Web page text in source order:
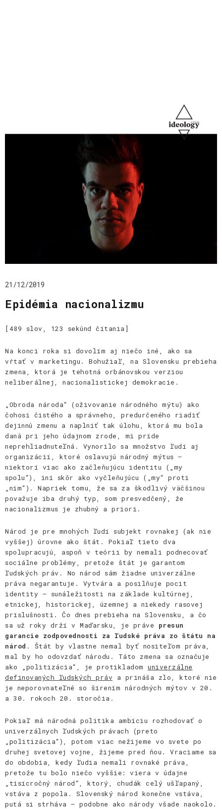
21/12/2019
Epidémia nacionalizmu
[489 slov, 123 sekúnd čítania]
Na konci roka si dovolím aj niečo iné, ako sa
vŕtať v marketingu. Bohužiaľ, na Slovensku prebieha
zmena, ktorá je tehotná orbánovskou verziou
neliberálnej, nacionalistickej demokracie.
„Obroda národa“ (oživovanie národného mýtu) ako
čohosi čistého a správneho, predurčeného riadiť
dejinnú zmenu a naplniť tak úlohu, ktorá mu bola
daná pri jeho údajnom zrode, mi príde
neprehliadnuteľná. Vynorilo sa množstvo ľudí aj
organizácií, ktoré oslavujú národný mýtus –
niektorí viac ako začleňujúcu identitu („my
spolu“), iní skôr ako vyčleňujúcu („my“ proti
„nim“). Napriek tomu, že sa za škodlivý väčšinou
považuje iba druhý typ, som presvedčený, že
nacionalizmus je zhubný a priori.
Národ je pre mnohých ľudí subjekt rovnakej (ak nie
vyššej) úrovne ako štát. Pokiaľ tieto dva
spolupracujú, aspoň v teórii by nemali podnecovať
sociálne problémy, pretože štát je garantom
ľudských práv. No národ sám žiadne univerzálne
práva negarantuje. Vytvára a posilňuje pocit
identity – sunáležitosti na základe kultúrnej,
etnickej, historickej, územnej a niekedy rasovej
príslušnosti. Čo dnes prebieha na Slovensku, a čo
sa už roky drží v Maďarsku, je práve presun
garancie zodpovednosti za ľudské práva zo štátu na
národ . Štát by vlastne nemal byť nositeľom práva,
mal by ho odovzdať národu. Táto zmena sa označuje
ako „politizácia“, je protikladom univerzálne
definovaných ľudských práv a prináša zlo, ktoré nie
je neporovnateľné so šírením národných mýtov v 20.
a 30. rokoch 20. storočia.
Pokiaľ má národná politika ambíciu rozhodovať o
univerzálnych ľudských právach (preto
„politizácia“), potom viac nežijeme vo svete po
druhej svetovej vojne, žijeme pred ňou. Vraciame sa
do obdobia, kedy ľudia nemali rovnaké práva,
pretože tu bolo niečo vyššie: viera v údajne
„tisícročný národ“, ktorý, chudák celý ušľapaný,
vstáva z popola. Slovenský národ konečne vstáva,
putá si strháva – podobne ako národy všade naokolo.